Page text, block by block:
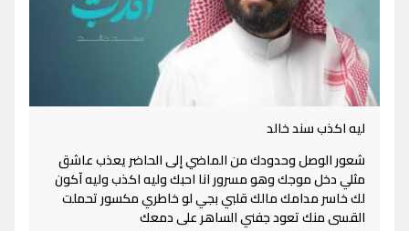
ليه اكذب سند خالد
شعور الوصل وحدودك من الماضي إلى الحاضر يعذب عاشق
مثلي دخل موجك وهو مسرور انا احبك وليه اكذب وليه آكون
لك خاسر مدامك مالك قلبي بجي لو خاطري مكسور تحملت
القسى منك تعود جفني الساهر على دمعك